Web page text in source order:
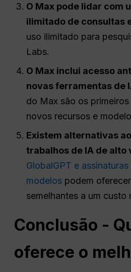
O Max pode lidar com
ilimitado de consultas
uso ilimitado para
Labs.
O Max inclui acesso
novas ferramentas de
do Max são os
novos recursos e
Existem alternativas
trabalhos de IA de alto
GlobalGPT e
modelos podem
semelhantes a um custo
Conclusão -
oferece o